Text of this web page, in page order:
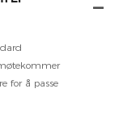
for å passe